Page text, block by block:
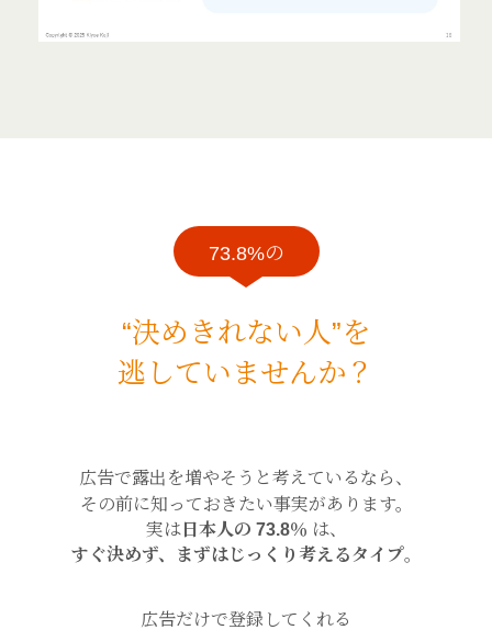
73.8%の
“決めきれない人”を
逃していませんか？
広告で露出を増やそうと考えているなら、
その前に知っておきたい事実があります。
実は日本人の 73.8％ は、
すぐ決めず、まずはじっくり考えるタイプ。
広告だけで登録してくれる